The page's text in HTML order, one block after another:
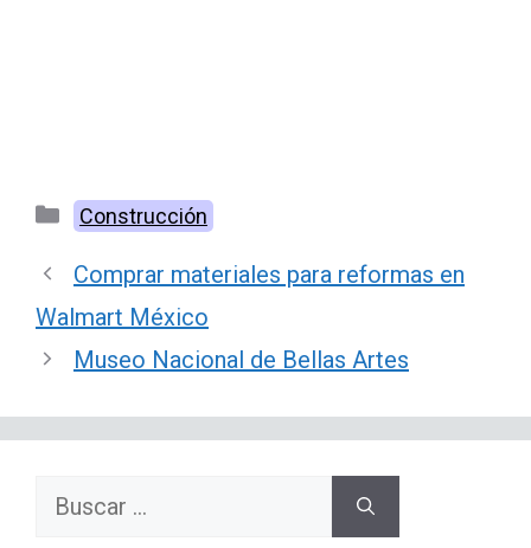
Categorías
Construcción
Comprar materiales para reformas en
Walmart México
Museo Nacional de Bellas Artes
Buscar: